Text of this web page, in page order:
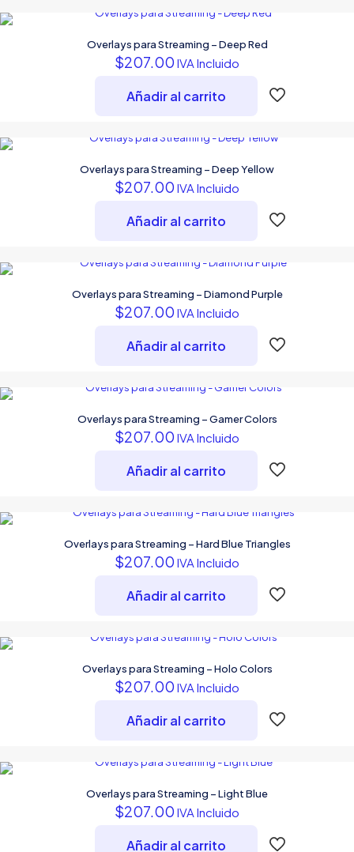
Overlays para Streaming – Deep Red
$207.00 IVA Incluido
Añadir al carrito
Overlays para Streaming – Deep Yellow
$207.00 IVA Incluido
Añadir al carrito
Overlays para Streaming – Diamond Purple
$207.00 IVA Incluido
Añadir al carrito
Overlays para Streaming – Gamer Colors
$207.00 IVA Incluido
Añadir al carrito
Overlays para Streaming – Hard Blue Triangles
$207.00 IVA Incluido
Añadir al carrito
Overlays para Streaming – Holo Colors
$207.00 IVA Incluido
Añadir al carrito
Overlays para Streaming – Light Blue
$207.00 IVA Incluido
Añadir al carrito